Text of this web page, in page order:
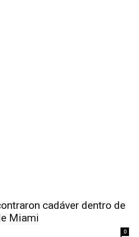
cadáver dentro de
Miami
0